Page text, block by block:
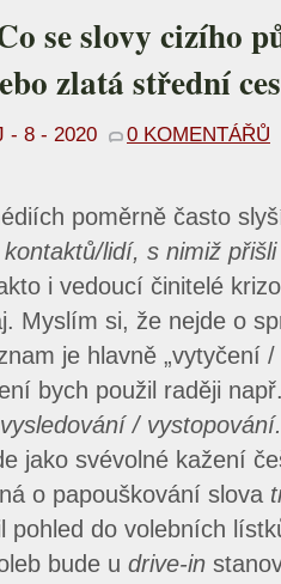
se slovy cizího
zlatá střední
- 8 - 2020 0 KOMENTÁŘŮ
poměrně často
lidí, s nimiž
i vedoucí činitelé
Myslím si, že nejde o
je hlavně „vytyčení
bych použil raději
/
jako svévolné kažení
o papouškování slova
pohled do volebních
bude u drive-in